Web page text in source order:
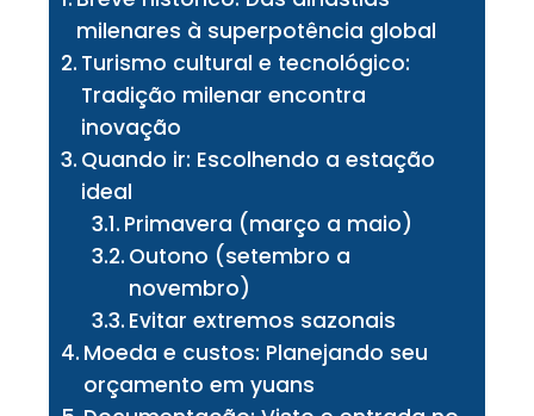
milenares à superpotência global
Turismo cultural e tecnológico:
Tradição milenar encontra
inovação
Quando ir: Escolhendo a estação
ideal
Primavera (março a maio)
Outono (setembro a
novembro)
Evitar extremos sazonais
Moeda e custos: Planejando seu
orçamento em yuans